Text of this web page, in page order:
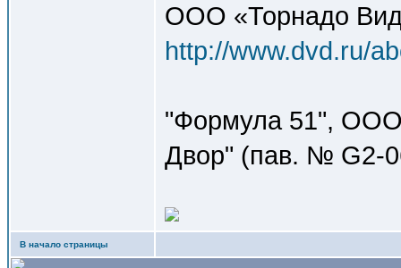
ООО «Торнадо
http://www.dvd.ru/
"Формула 51",
Двор" (пав. № G2-
В начало страницы